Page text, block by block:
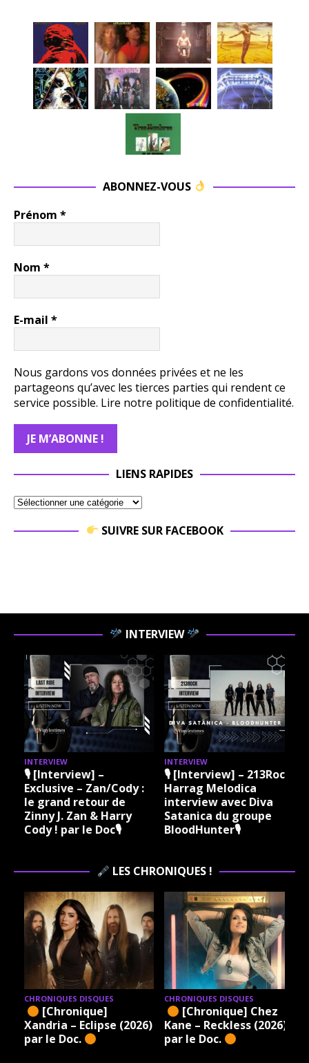
ABONNEZ-VOUS
Prénom *
Nom *
E-mail *
Nous gardons vos données privées et ne les
partageons qu’avec les tierces parties qui rendent ce
service possible. Lire notre politique de confidentialité.
LIENS RAPIDES
SUIVRE SUR FACEBOOK
INTERVIEW
INTERVIEW
🎙 [Interview] –
Exclusive – Zan/Cody :
le grand retour de
Zinny J. Zan & Harry
Cody ! par le Doc🎙
INTERVIEW
🎙 [Interview] – 213Rock
Harrag Melodica
interview avec Diva
Satanica du groupe
BloodHunter🎙
LES CHRONIQUES !
CHRONIQUES DISQUES
[Chronique]
Xandria – Eclipse (2026)
par le Doc.
CHRONIQUES DISQUES
[Chronique] Chez
Kane – Reckless (2026)
par le Doc.